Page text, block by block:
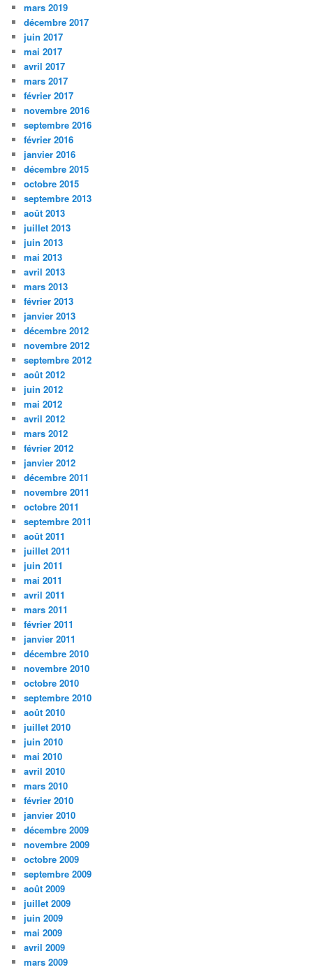
mars 2019
décembre 2017
juin 2017
mai 2017
avril 2017
mars 2017
février 2017
novembre 2016
septembre 2016
février 2016
janvier 2016
décembre 2015
octobre 2015
septembre 2013
août 2013
juillet 2013
juin 2013
mai 2013
avril 2013
mars 2013
février 2013
janvier 2013
décembre 2012
novembre 2012
septembre 2012
août 2012
juin 2012
mai 2012
avril 2012
mars 2012
février 2012
janvier 2012
décembre 2011
novembre 2011
octobre 2011
septembre 2011
août 2011
juillet 2011
juin 2011
mai 2011
avril 2011
mars 2011
février 2011
janvier 2011
décembre 2010
novembre 2010
octobre 2010
septembre 2010
août 2010
juillet 2010
juin 2010
mai 2010
avril 2010
mars 2010
février 2010
janvier 2010
décembre 2009
novembre 2009
octobre 2009
septembre 2009
août 2009
juillet 2009
juin 2009
mai 2009
avril 2009
mars 2009